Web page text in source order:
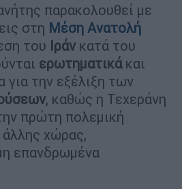
παρακολουθεί με
στη Μέση Ανατολή
του Ιράν κατά του
ερωτηματικάκαι
για την εξέλιξη των
, καθώς η Τεχεράνη
πρώτη πολεμική
χώρας,
επανδρωμένα